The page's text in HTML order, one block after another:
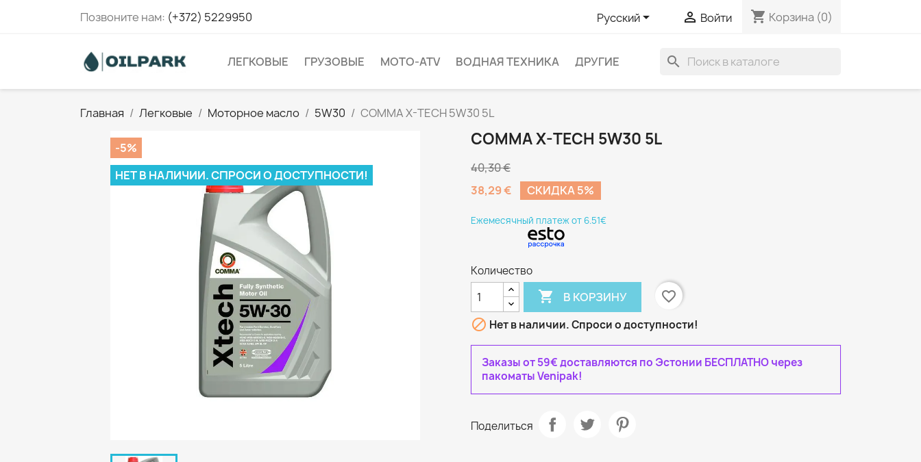
Позвоните нам: (+372) 5229950 Русский  Войти shopping_cart Корзина (0)
ЛЕГКОВЫЕ ГРУЗОВЫЕ МОТО-ATV ВОДНАЯ ТЕХНИКА ДРУГИЕ search
Главная Легковые Моторное масло 5W30 COMMA X-TECH 5W30 5L
-5%
НЕТ В НАЛИЧИИ. СПРОСИ О ДОСТУПНОСТИ!
COMMA X-TECH 5W30 5L
40,30 €
38,29 €
CКИДКА 5%
Eжемесячный платеж от 6.51€
Количество
 В КОРЗИНУ
favorite_border
 Нет в наличии. Спроси о доступности!
Заказы от 59€ доставляются по Эстонии БЕСПЛАТНО через
пакоматы Venipak!
Поделиться